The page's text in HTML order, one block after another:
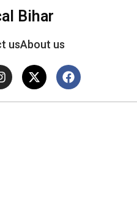
Bihar
usAbout us